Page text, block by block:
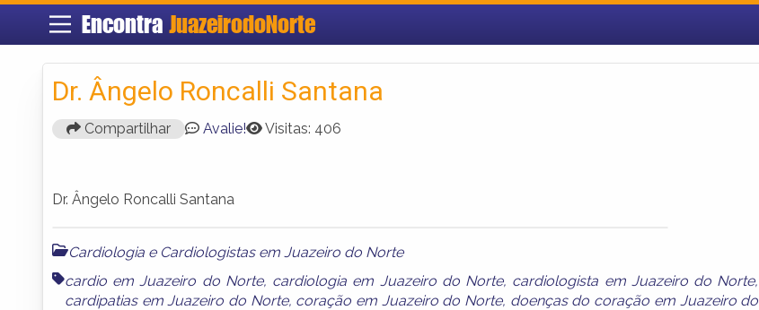
Encontra JuazeirodoNorte
Dr. Ângelo Roncalli Santana
Compartilhar Avalie! Visitas: 406
Dr. Ângelo Roncalli Santana
Cardiologia e Cardiologistas em Juazeiro do Norte
cardio em Juazeiro do Norte, cardiologia em Juazeiro do Norte, cardiologista em Juazeiro do Norte,
cardipatias em Juazeiro do Norte, coração em Juazeiro do Norte, doenças do coração em Juazeiro do